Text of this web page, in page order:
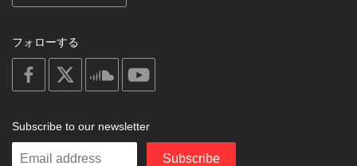
フォローする
on
facebook
soundcloud
Subscribe to our newsletter
Enter
Subscribe